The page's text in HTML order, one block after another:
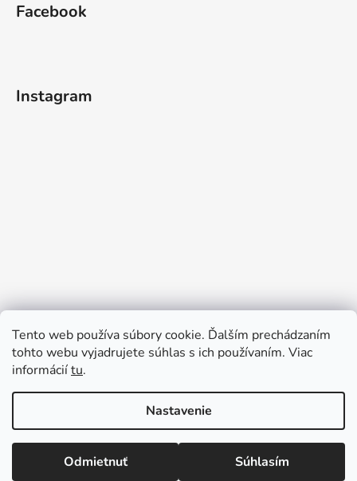
Tento web používa súbory cookie. Ďalším prechádzaním
tohto webu vyjadrujete súhlas s ich používaním. Viac
informáciítu.
Nastavenie
Odmietnuť Súhlasím
Facebook
Instagram
Vytvoril Shoptet
Copyright 2026Tinedi . Všetky práva vyhradené.